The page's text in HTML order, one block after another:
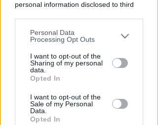
personal information disclosed to third
You may separately opt-out of the further
disclosure of your personal information
by third parties on the IAB’s list of
downstream participants.
by us to third parties on the IAB’s List of
Downstream Participants that may
further disclose it to other third parties.
Personal Data
Processing Opt Outs
I want to opt-out of the
Sharing of my personal
data.
Opted In
I want to opt-out of the
Sale of my Personal
Data.
Opted In
TRE QUELLI RIMINESI
Bando hub Urbani: la Regione